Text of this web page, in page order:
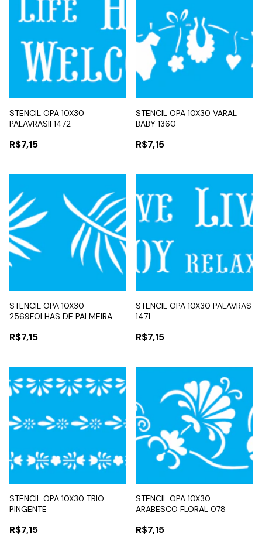
STENCIL OPA 10X30
PALAVRASII 1472
R$7,15
STENCIL OPA 10X30 VARAL
BABY 1360
R$7,15
STENCIL OPA 10X30
2569FOLHAS DE PALMEIRA
R$7,15
STENCIL OPA 10X30 PALAVRAS
1471
R$7,15
STENCIL OPA 10X30 TRIO
PINGENTE
R$7,15
STENCIL OPA 10X30
ARABESCO FLORAL 078
R$7,15